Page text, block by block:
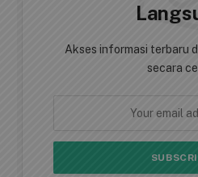
Akses informasi terbaru
secara